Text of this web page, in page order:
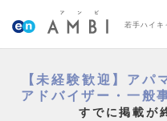
若手ハイキ
【未経験歓迎】アパ
アドバイザー・一般
すでに掲載が